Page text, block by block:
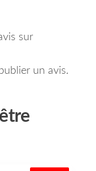
sur
un avis.